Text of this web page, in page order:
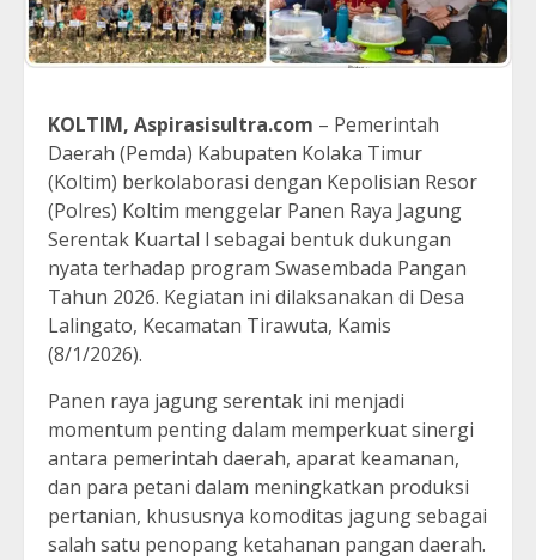
KOLTIM, Aspirasisultra.com – Pemerintah
Daerah (Pemda) Kabupaten Kolaka Timur
(Koltim) berkolaborasi dengan Kepolisian Resor
(Polres) Koltim menggelar Panen Raya Jagung
Serentak Kuartal l sebagai bentuk dukungan
nyata terhadap program Swasembada Pangan
Tahun 2026. Kegiatan ini dilaksanakan di Desa
Lalingato, Kecamatan Tirawuta, Kamis
(8/1/2026).
Panen raya jagung serentak ini menjadi
momentum penting dalam memperkuat sinergi
antara pemerintah daerah, aparat keamanan,
dan para petani dalam meningkatkan produksi
pertanian, khususnya komoditas jagung sebagai
salah satu penopang ketahanan pangan daerah.